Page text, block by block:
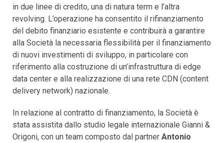
in due linee di credito, una di natura term e l’altra
revolving. L’operazione ha consentito il rifinanziamento
del debito finanziario esistente e contribuirà a garantire
alla Società la necessaria flessibilità per il finanziamento
di nuovi investimenti di sviluppo, in particolare con
riferimento alla costruzione di un’infrastruttura di edge
data center e alla realizzazione di una rete CDN (content
delivery network) nazionale.
In relazione al contratto di finanziamento, la Società è
stata assistita dallo studio legale internazionale Gianni &
Origoni, con un team composto dal partner Antonio